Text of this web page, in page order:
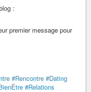
:
premier message pour
#Rencontre #Dating
#Relations